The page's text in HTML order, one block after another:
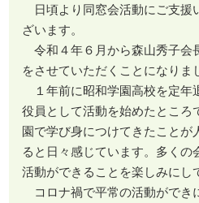
日頃より同窓会活動にご支援
ざいます。
令和４年６月から森山秀子会
をさせていただくことになりま
１年前に昭和学園高校を定年
役員として活動を始めたところ
園で学び身につけてきたことが
ると日々感じています。多く
活動ができることを楽しみにし
コロナ禍で平常の活動ができ